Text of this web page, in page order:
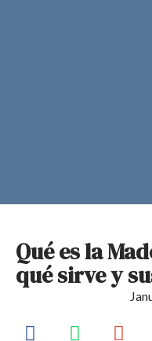
Qué es la
qué sirve y